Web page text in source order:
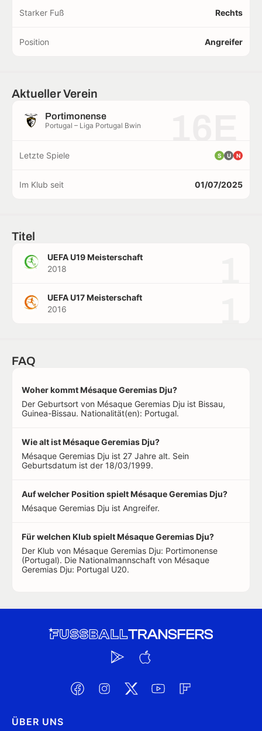
Starker Fuß Rechts
Position Angreifer
Aktueller Verein
Portimonense
Portugal – Liga Portugal Bwin
Letzte Spiele S U N
Im Klub seit 01/07/2025
Titel
UEFA U19 Meisterschaft
2018
UEFA U17 Meisterschaft
2016
FAQ
Woher kommt Mésaque Geremias Dju?
Der Geburtsort von Mésaque Geremias Dju ist Bissau,
Guinea-Bissau. Nationalität(en): Portugal.
Wie alt ist Mésaque Geremias Dju?
Mésaque Geremias Dju ist 27 Jahre alt. Sein
Geburtsdatum ist der 18/03/1999.
Auf welcher Position spielt Mésaque Geremias Dju?
Mésaque Geremias Dju ist Angreifer.
Für welchen Klub spielt Mésaque Geremias Dju?
Der Klub von Mésaque Geremias Dju: Portimonense
(Portugal). Die Nationalmannschaft von Mésaque
Geremias Dju: Portugal U20.
ÜBER UNS